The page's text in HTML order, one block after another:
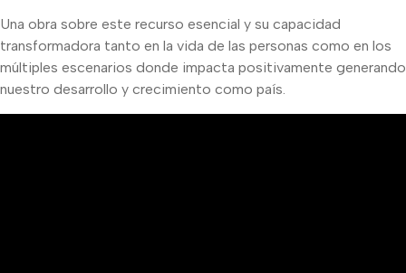
Una obra sobre este recurso esencial y su capacidad
transformadora tanto en la vida de las personas como en los
múltiples escenarios donde impacta positivamente generando
nuestro desarrollo y crecimiento como país.